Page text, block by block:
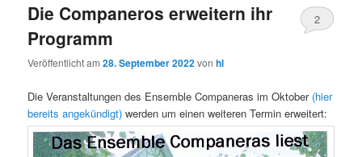
Die Companeros erweitern ihr
Programm
Veröffentlicht am28. September 2022vonhl
2
Die Veranstaltungen des Ensemble Companeras im Oktober (hier
bereits angekündigt) werden um einen weiteren Termin erweitert: